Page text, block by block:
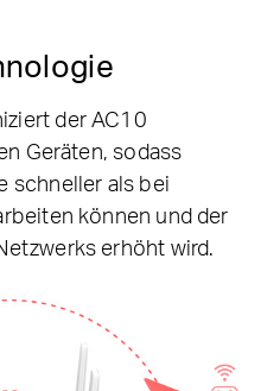
der AC10
Geräten, sodass
schneller als bei
können und der
erhöht wird.